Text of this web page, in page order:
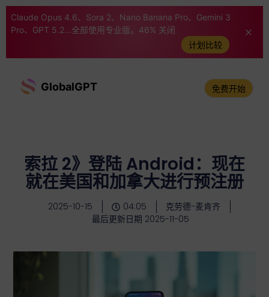
Claude Opus 4.6、Sora 2、Nano Banana Pro、Gemini 3
Pro、GPT 5.2...全部使用专业版。46% 关闭
计划比较
GlobalGPT 免费开始
索拉 2》登陆 Android：现在
就在美国和加拿大进行预注册
2025-10-15 04:05
克劳德-麦肯齐
最后更新日期 2025-11-05